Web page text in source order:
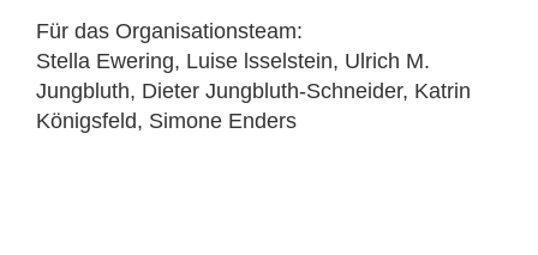
Für das Organisationsteam:
Stella Ewering, Luise lsselstein, Ulrich M.
Jungbluth, Dieter Jungbluth-Schneider, Katrin
Königsfeld, Simone Enders